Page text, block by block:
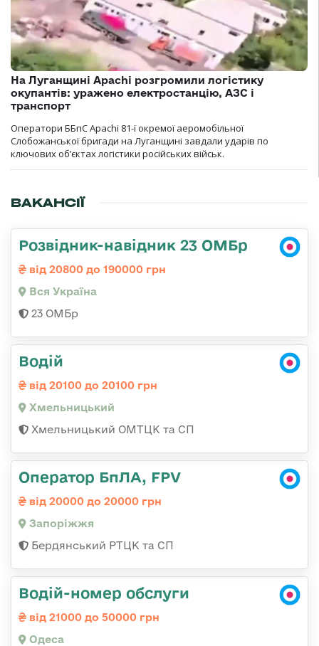
На Луганщині Apachi розгромили логістику
окупантів: уражено електростанцію, АЗС і
транспорт
Оператори ББпС Apachi 81-ї окремої аеромобільної
Слобожанської бригади на Луганщині завдали ударів по
ключових об’єктах логістики російських військ.
ВАКАНСІЇ
Розвідник-навідник 23 ОМБр
від 20800 до 190000 грн
Вся Україна
23 ОМБр
Водій
від 20100 до 20100 грн
Хмельницький
Хмельницький ОМТЦК та СП
Оператор БпЛА, FPV
від 20000 до 20000 грн
Запоріжжя
Бердянський РТЦК та СП
Водій-номер обслуги
від 21000 до 50000 грн
Одеса